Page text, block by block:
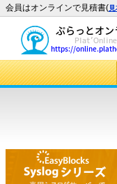
会員はオンラインで見積書(